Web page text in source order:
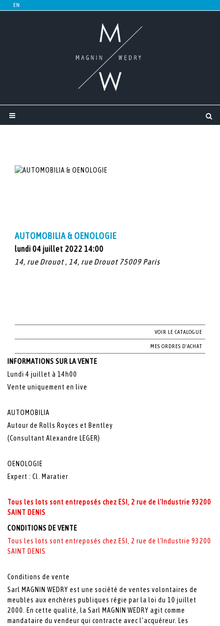
AUTOMOBILIA & OENOLOGIE
lundi 04 juillet 2022 14:00
14, rue Drouot , 14, rue Drouot 75009 Paris
VOIR LE CATALOGUE
MES ORDRES D'ACHAT
INFORMATIONS SUR LA VENTE
Lundi 4 juillet à 14h00
Vente uniquement en live
AUTOMOBILIA
Autour de Rolls Royces et Bentley
(Consultant Alexandre LEGER)
OENOLOGIE
Expert : Cl. Maratier
Tous les lots sont entreposés chez ESI, 2 rue de l'Industrie 93200
SAINT DENIS
CONDITIONS DE VENTE
Tous les lots sont entreposés chez ESI, 2 rue de l'Industrie 93200
SAINT DENIS
Conditions de vente
Sarl MAGNIN WEDRY est une société de ventes volontaires de
meubles aux enchères publiques régie par la loi du 10 juillet
2000. En cette qualité, la Sarl MAGNIN WEDRY agit comme
mandataire du vendeur qui contracte avec l’acquéreur. Les